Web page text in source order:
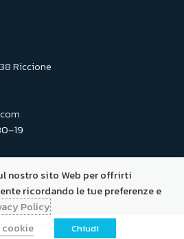
Riccione
- Privacy Policy
nostro sito Web per offrirti
ricordando le tue preferenze e
Policy
Chiudi